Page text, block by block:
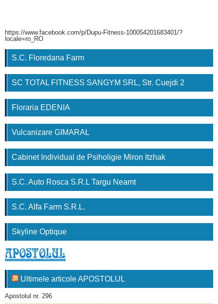
https://www.facebook.com/p/Dupu-Fitness-100054201683401/?
locale=ro_RO
S.C. Floredana Farm
SC TOTAL FITNESS SANGYM SRL, Str. Cuejdi 2
Floraria EDENIA
Vulcanizare GIMARAL
Cabinet Individual de Psiholigie Miron Itzhak
S.C. Auto Rosca S.R.L Targu Neamt
S.C. Alfa Farm S.R.L.
Skyline Optique
Ultimele articole APOSTOLUL
Apostolul nr. 296